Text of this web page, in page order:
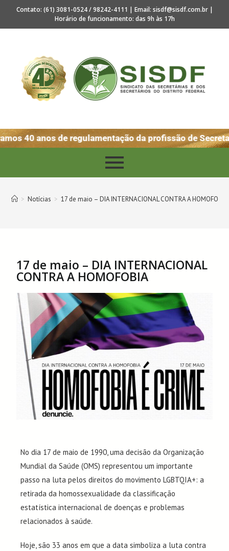
Contato: (61) 3081-0524 / 98242-4111 | Email: sisdf@sisdf.com.br |
Horário de funcionamento: das 9h às 17h
40 anos de regulamentação da profissão de
> Notícias > 17 de maio – DIA INTERNACIONAL CONTRA A HOMOFOBIA
17 de maio – DIA INTERNACIONAL
CONTRA A HOMOFOBIA
No dia 17 de maio de 1990, uma decisão da Organização
Mundial da Saúde (OMS) representou um importante
passo na luta pelos direitos do movimento LGBTQIA+: a
retirada da homossexualidade da classificação
estatística internacional de doenças e problemas
relacionados à saúde.
Hoje, são 33 anos em que a data simboliza a luta contra